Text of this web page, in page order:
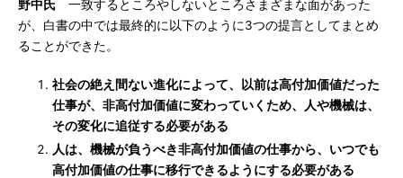
野中氏 一致するところやしないところさまざまな面があった
が、白書の中では最終的に以下のように3つの提言としてまとめ
ることができた。
社会の絶え間ない進化によって、以前は高付加価値だった
仕事が、非高付加価値に変わっていくため、人や機械は、
その変化に追従する必要がある
人は、機械が負うべき非高付加価値の仕事から、いつでも
高付加価値の仕事に移行できるようにする必要がある